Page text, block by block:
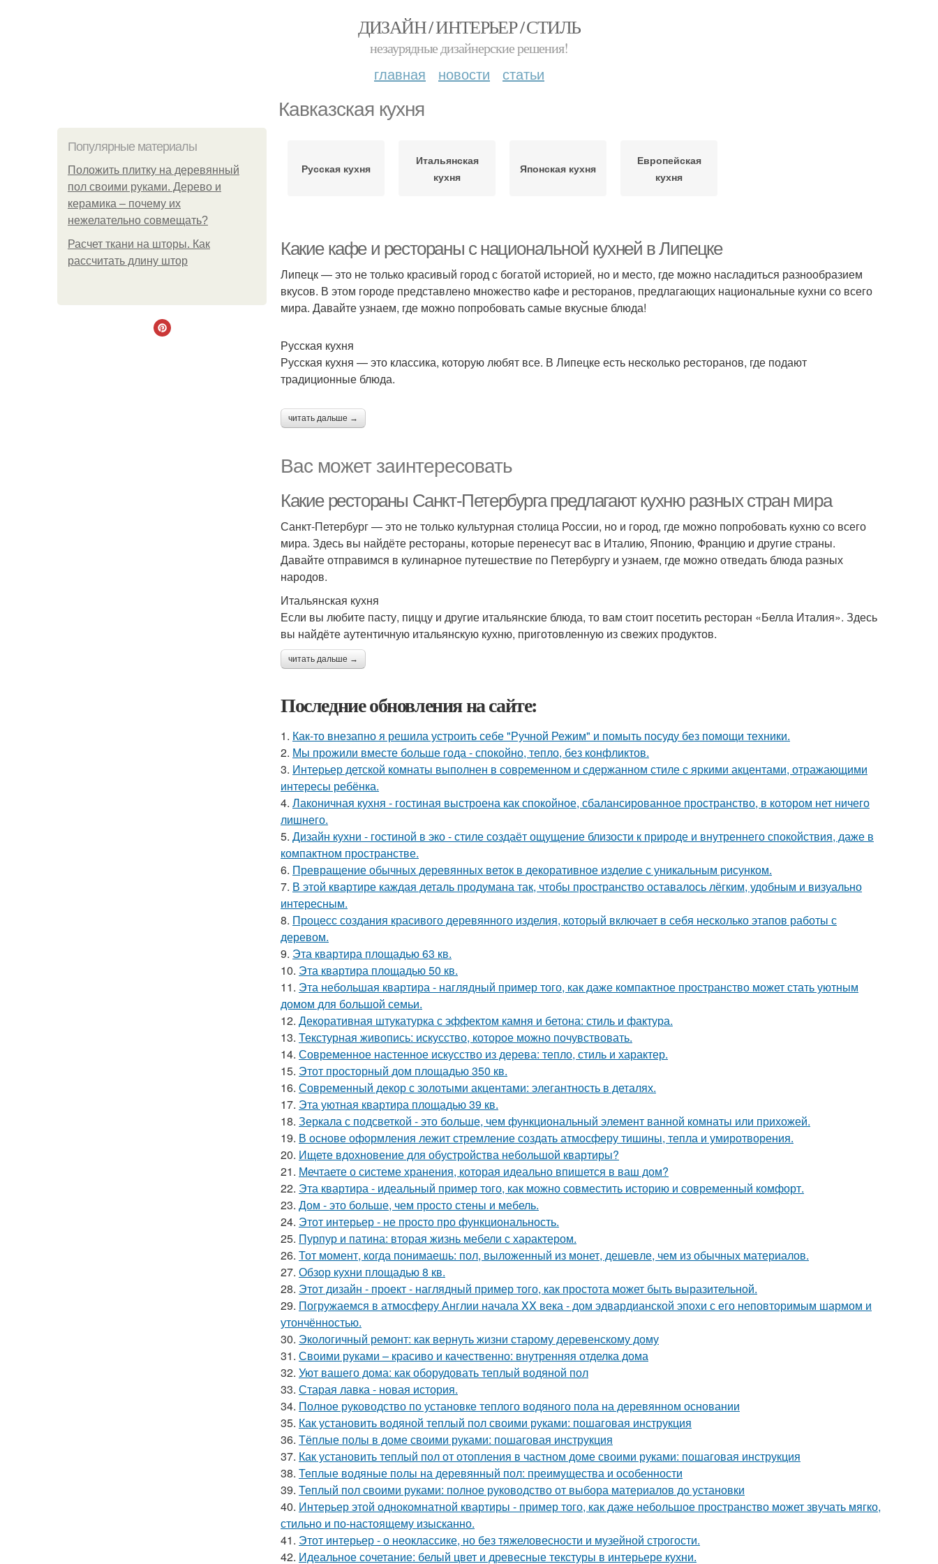
ДИЗАЙН / ИНТЕРЬЕР / СТИЛЬ
незаурядные дизайнерские решения!
главная новости статьи
Кавказская кухня
Популярные материалы
Положить плитку на деревянный
пол своими руками. Дерево и
керамика – почему их
нежелательно совмещать?
Расчет ткани на шторы. Как
рассчитать длину штор
Русская кухня
Итальянская
кухня
Японская кухня
Европейская
кухня
Какие кафе и рестораны с национальной кухней в Липецке
Липецк — это не только красивый город с богатой историей, но и место, где можно насладиться разнообразием
вкусов. В этом городе представлено множество кафе и ресторанов, предлагающих национальные кухни со всего
мира. Давайте узнаем, где можно попробовать самые вкусные блюда!
Русская кухня
Русская кухня — это классика, которую любят все. В Липецке есть несколько ресторанов, где подают
традиционные блюда.
читать дальше →
Вас может заинтересовать
Какие рестораны Санкт-Петербурга предлагают кухню разных стран мира
Санкт-Петербург — это не только культурная столица России, но и город, где можно попробовать кухню со всего
мира. Здесь вы найдёте рестораны, которые перенесут вас в Италию, Японию, Францию и другие страны.
Давайте отправимся в кулинарное путешествие по Петербургу и узнаем, где можно отведать блюда разных
народов.
Итальянская кухня
Если вы любите пасту, пиццу и другие итальянские блюда, то вам стоит посетить ресторан «Белла Италия». Здесь
вы найдёте аутентичную итальянскую кухню, приготовленную из свежих продуктов.
читать дальше →
Последние обновления на сайте:
1. Как-то внезапно я решила устроить себе "Ручной Режим" и помыть посуду без помощи техники.
2. Мы прожили вместе больше года - спокойно, тепло, без конфликтов.
3. Интерьер детской комнаты выполнен в современном и сдержанном стиле с яркими акцентами, отражающими
интересы ребёнка.
4. Лаконичная кухня - гостиная выстроена как спокойное, сбалансированное пространство, в котором нет ничего
лишнего.
5. Дизайн кухни - гостиной в эко - стиле создаёт ощущение близости к природе и внутреннего спокойствия, даже в
компактном пространстве.
6. Превращение обычных деревянных веток в декоративное изделие с уникальным рисунком.
7. В этой квартире каждая деталь продумана так, чтобы пространство оставалось лёгким, удобным и визуально
интересным.
8. Процесс создания красивого деревянного изделия, который включает в себя несколько этапов работы с
деревом.
9. Эта квартира площадью 63 кв.
10. Эта квартира площадью 50 кв.
11. Эта небольшая квартира - наглядный пример того, как даже компактное пространство может стать уютным
домом для большой семьи.
12. Декоративная штукатурка с эффектом камня и бетона: стиль и фактура.
13. Текстурная живопись: искусство, которое можно почувствовать.
14. Современное настенное искусство из дерева: тепло, стиль и характер.
15. Этот просторный дом площадью 350 кв.
16. Современный декор с золотыми акцентами: элегантность в деталях.
17. Эта уютная квартира площадью 39 кв.
18. Зеркала с подсветкой - это больше, чем функциональный элемент ванной комнаты или прихожей.
19. В основе оформления лежит стремление создать атмосферу тишины, тепла и умиротворения.
20. Ищете вдохновение для обустройства небольшой квартиры?
21. Мечтаете о системе хранения, которая идеально впишется в ваш дом?
22. Эта квартира - идеальный пример того, как можно совместить историю и современный комфорт.
23. Дом - это больше, чем просто стены и мебель.
24. Этот интерьер - не просто про функциональность.
25. Пурпур и патина: вторая жизнь мебели с характером.
26. Тот момент, когда понимаешь: пол, выложенный из монет, дешевле, чем из обычных материалов.
27. Обзор кухни площадью 8 кв.
28. Этот дизайн - проект - наглядный пример того, как простота может быть выразительной.
29. Погружаемся в атмосферу Англии начала XX века - дом эдвардианской эпохи с его неповторимым шармом и
утончённостью.
30. Экологичный ремонт: как вернуть жизни старому деревенскому дому
31. Своими руками – красиво и качественно: внутренняя отделка дома
32. Уют вашего дома: как оборудовать теплый водяной пол
33. Старая лавка - новая история.
34. Полное руководство по установке теплого водяного пола на деревянном основании
35. Как установить водяной теплый пол своими руками: пошаговая инструкция
36. Тёплые полы в доме своими руками: пошаговая инструкция
37. Как установить теплый пол от отопления в частном доме своими руками: пошаговая инструкция
38. Теплые водяные полы на деревянный пол: преимущества и особенности
39. Теплый пол своими руками: полное руководство от выбора материалов до установки
40. Интерьер этой однокомнатной квартиры - пример того, как даже небольшое пространство может звучать мягко,
стильно и по-настоящему изысканно.
41. Этот интерьер - о неоклассике, но без тяжеловесности и музейной строгости.
42. Идеальное сочетание: белый цвет и древесные текстуры в интерьере кухни.